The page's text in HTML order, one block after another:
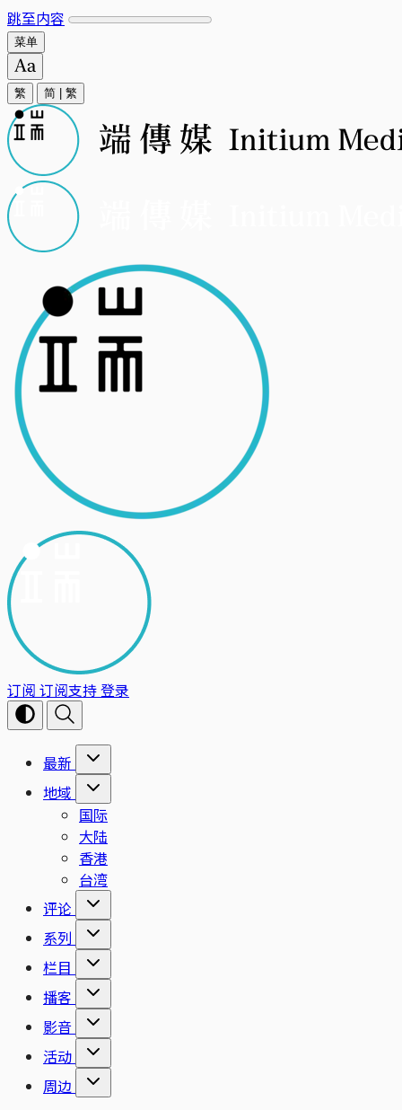
跳至内容
菜单
繁 简 繁
订阅 订阅支持登录
最新
地域
国际
大陆
香港
台湾
评论
系列
栏目
播客
影音
活动
周边